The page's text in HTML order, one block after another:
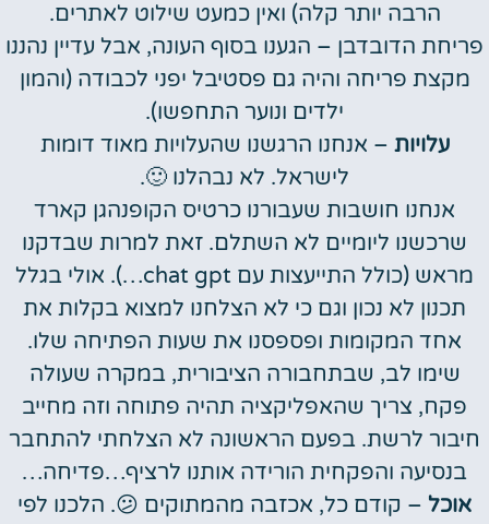
הרבה יותר קלה) ואין כמעט שילוט לאתרים.
פריחת הדובדבן – הגענו בסוף העונה, אבל עדיין נהננו
מקצת פריחה והיה גם פסטיבל יפני לכבודה (והמון
ילדים ונוער התחפשו).
עלויות – אנחנו הרגשנו שהעלויות מאוד דומות
לישראל. לא נבהלנו 🙂.
אנחנו חושבות שעבורנו כרטיס הקופנהגן קארד
שרכשנו ליומיים לא השתלם. זאת למרות שבדקנו
מראש (כולל התייעצות עם chat gpt…). אולי בגלל
תכנון לא נכון וגם כי לא הצלחנו למצוא בקלות את
אחד המקומות ופספסנו את שעות הפתיחה שלו.
שימו לב, שבתחבורה הציבורית, במקרה שעולה
פקח, צריך שהאפליקציה תהיה פתוחה וזה מחייב
חיבור לרשת. בפעם הראשונה לא הצלחתי להתחבר
בנסיעה והפקחית הורידה אותנו לרציף…פדיחה…
אוכל – קודם כל, אכזבה מהמתוקים 😕. הלכנו לפי